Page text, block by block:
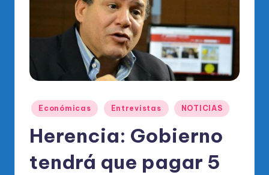
O
al
Publicado
en
Económicas Entrevistas NOTICIAS
Herencia: Gobierno
tendrá que pagar 5